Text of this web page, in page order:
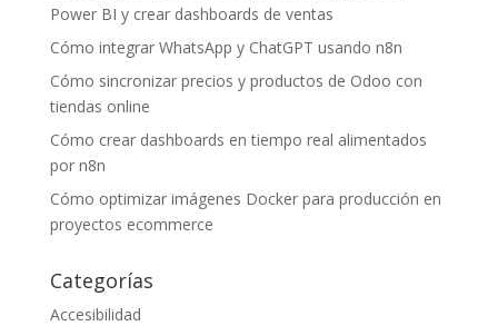
Power BI y crear dashboards de ventas
Cómo integrar WhatsApp y ChatGPT usando n8n
Cómo sincronizar precios y productos de Odoo con
tiendas online
Cómo crear dashboards en tiempo real alimentados
por n8n
Cómo optimizar imágenes Docker para producción en
proyectos ecommerce
Categorías
Accesibilidad